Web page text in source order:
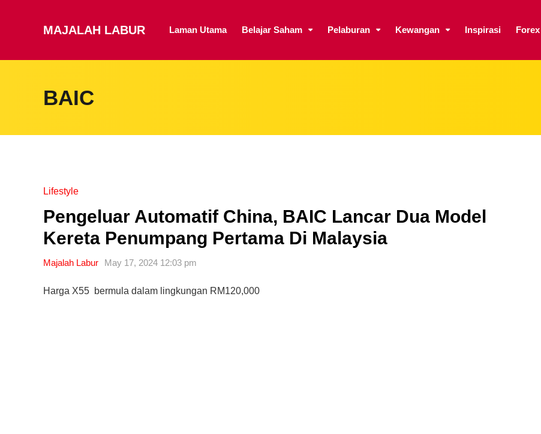
MAJALAH LABUR Laman Utama Belajar Saham Pelaburan Kewangan Inspirasi Forex
BAIC
Lifestyle
Pengeluar Automatif China, BAIC Lancar Dua Model
Kereta Penumpang Pertama Di Malaysia
Majalah Labur May 17, 2024 12:03 pm
Harga X55 bermula dalam lingkungan RM120,000